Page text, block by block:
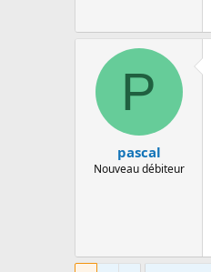
P
pascal
Nouveau débiteur